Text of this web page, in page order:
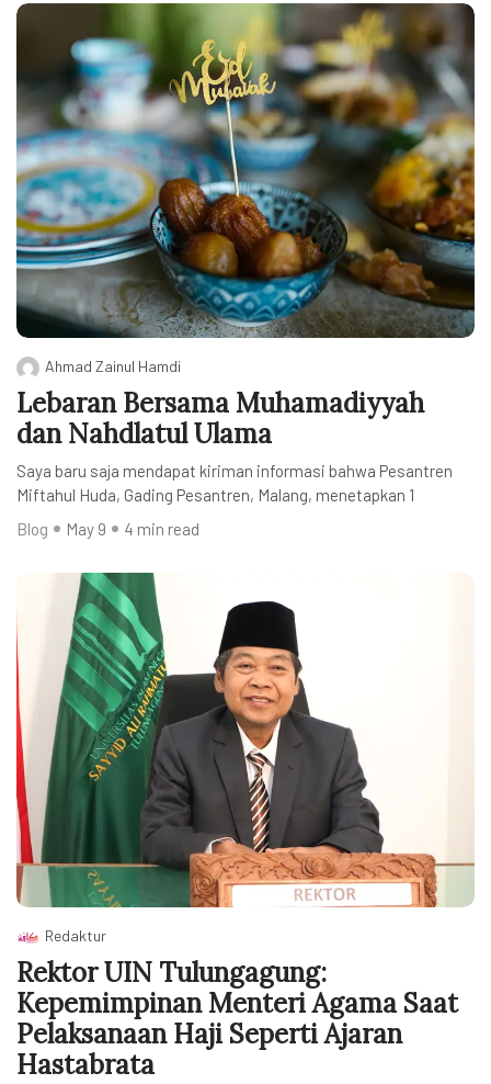
Ahmad Zainul Hamdi
Lebaran Bersama Muhamadiyyah
dan Nahdlatul Ulama
Saya baru saja mendapat kiriman informasi bahwa Pesantren
Miftahul Huda, Gading Pesantren, Malang, menetapkan 1
Blog
May 9 4 min read
Redaktur
Rektor UIN Tulungagung:
Kepemimpinan Menteri Agama Saat
Pelaksanaan Haji Seperti Ajaran
Hastabrata